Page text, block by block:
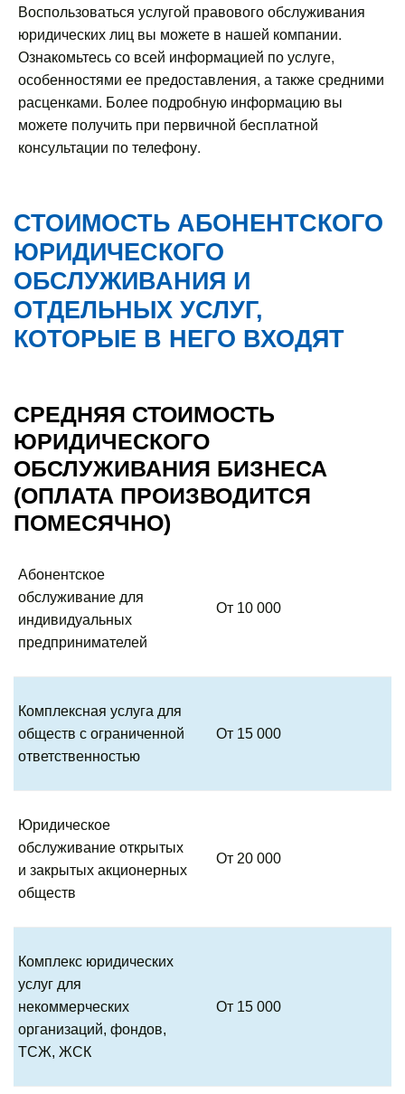
Воспользоваться услугой правового обслуживания
юридических лиц вы можете в нашей компании.
Ознакомьтесь со всей информацией по услуге,
особенностями ее предоставления, а также средними
расценками. Более подробную информацию вы
можете получить при первичной бесплатной
консультации по телефону.
СТОИМОСТЬ АБОНЕНТСКОГО
ЮРИДИЧЕСКОГО
ОБСЛУЖИВАНИЯ И
ОТДЕЛЬНЫХ УСЛУГ,
КОТОРЫЕ В НЕГО ВХОДЯТ
СРЕДНЯЯ СТОИМОСТЬ
ЮРИДИЧЕСКОГО
ОБСЛУЖИВАНИЯ БИЗНЕСА
(ОПЛАТА ПРОИЗВОДИТСЯ
ПОМЕСЯЧНО)
Абонентское
обслуживание для
индивидуальных
предпринимателей
От 10 000
Комплексная услуга для
обществ с ограниченной
ответственностью
От 15 000
Юридическое
обслуживание открытых
и закрытых акционерных
обществ
От 20 000
Комплекс юридических
услуг для
некоммерческих
организаций, фондов,
ТСЖ, ЖСК
От 15 000